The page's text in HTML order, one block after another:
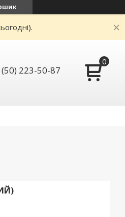
223-50-87